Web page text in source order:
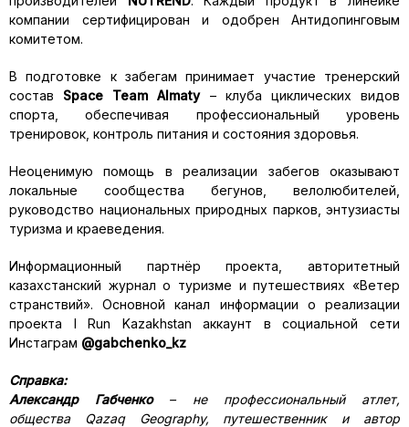
компании сертифицирован и одобрен Антидопинговым
комитетом.
В подготовке к забегам принимает участие тренерский
состав Space Team Almaty– клуба циклических видов
спорта, обеспечивая профессиональный уровень
тренировок, контроль питания и состояния здоровья.
Неоценимую помощь в реализации забегов оказывают
локальные сообщества бегунов, велолюбителей,
руководство национальных природных парков, энтузиасты
туризма и краеведения.
Информационный партнёр проекта, авторитетный
казахстанский журнал о туризме и путешествиях «Ветер
странствий». Основной канал информации о реализации
проекта I Run Kazakhstan аккаунт в социальной сети
Инстаграм @gabchenko kz
Справка:
Александр Габченко– не профессиональный атлет,
общества
Qazaq Geography, путешественник и автор